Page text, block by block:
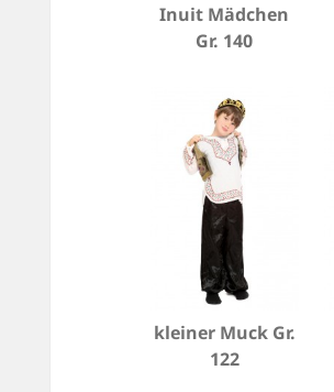
Inuit Mädchen
Gr. 140
kleiner Muck Gr.
122